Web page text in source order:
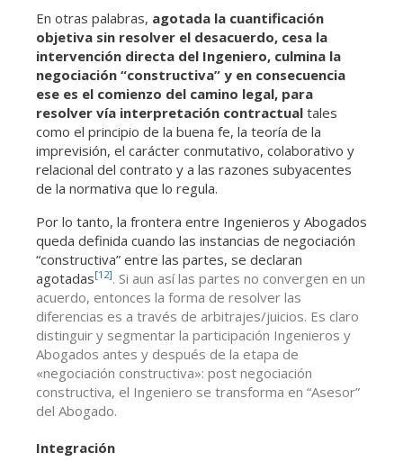
En otras palabras, agotada la cuantificación
objetiva sin resolver el desacuerdo, cesa la
intervención directa del Ingeniero, culmina la
negociación “constructiva” y en consecuencia
ese es el comienzo del camino legal, para
resolver vía interpretación contractual tales
como el principio de la buena fe, la teoría de la
imprevisión, el carácter conmutativo, colaborativo y
relacional del contrato y a las razones subyacentes
de la normativa que lo regula.
Por lo tanto, la frontera entre Ingenieros y Abogados
queda definida cuando las instancias de negociación
“constructiva” entre las partes, se declaran
agotadas[12]. Si aun así las partes no convergen en un
acuerdo, entonces la forma de resolver las
diferencias es a través de arbitrajes/juicios. Es claro
distinguir y segmentar la participación Ingenieros y
Abogados antes y después de la etapa de
«negociación constructiva»: post negociación
constructiva, el Ingeniero se transforma en “Asesor”
del Abogado.
Integración